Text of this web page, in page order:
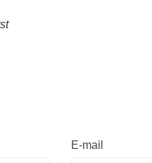
E-mail